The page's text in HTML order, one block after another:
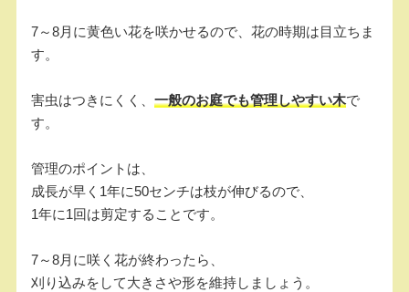
7～8月に黄色い花を咲かせるので、花の時期は目立ちま
す。
害虫はつきにくく、一般のお庭でも管理しやすい木で
す。
管理のポイントは、
成長が早く1年に50センチは枝が伸びるので、
1年に1回は剪定することです。
7～8月に咲く花が終わったら、
刈り込みをして大きさや形を維持しましょう。